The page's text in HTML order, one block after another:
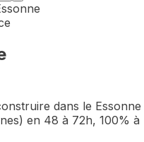
dans le Essonne
) en 48 à 72h, 100% à